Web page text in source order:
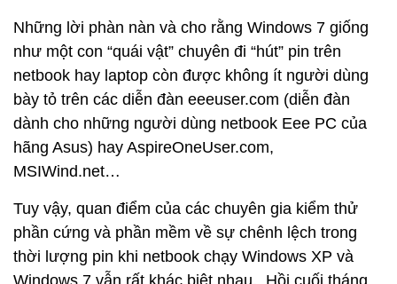
Những lời phàn nàn và cho rằng Windows 7 giống
như một con “quái vật” chuyên đi “hút” pin trên
netbook hay laptop còn được không ít người dùng
bày tỏ trên các diễn đàn eeeuser.com (diễn đàn
dành cho những người dùng netbook Eee PC của
hãng Asus) hay AspireOneUser.com,
MSIWind.net…
Tuy vậy, quan điểm của các chuyên gia kiểm thử
phần cứng và phần mềm về sự chênh lệch trong
thời lượng pin khi netbook chạy Windows XP và
Windows 7 vẫn rất khác biệt nhau. Hồi cuối tháng